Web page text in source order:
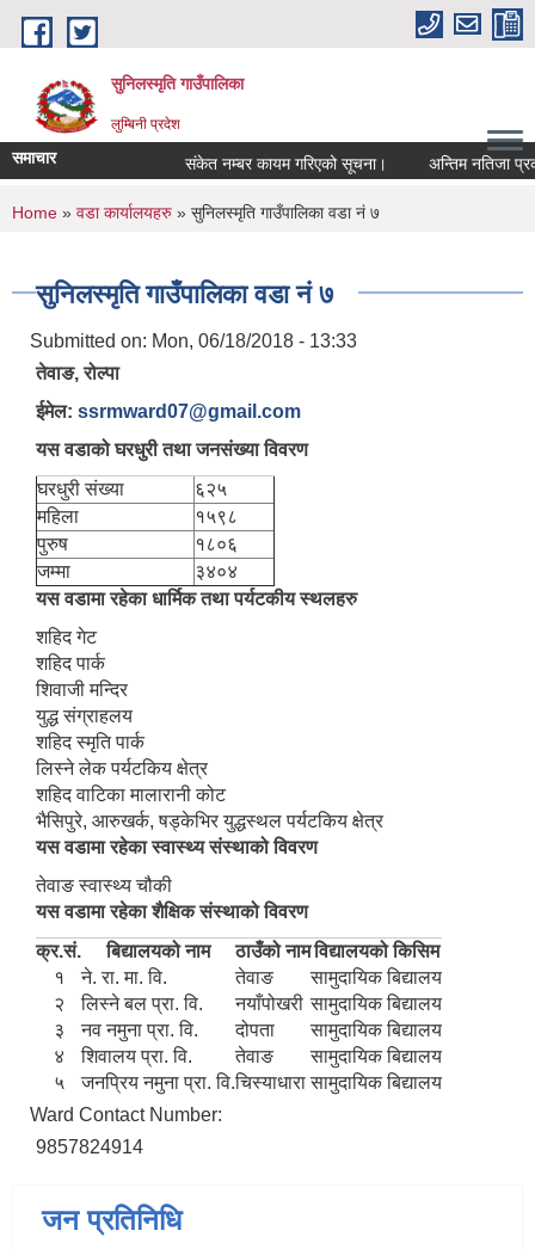
Skip to main content
सुनिलस्मृति गाउँपालिका
लुम्बिनी प्रदेश
समाचार संकेत नम्बर कायम गरिएको सूचना। अन्तिम नतिजा
You are here
Home » वडा कार्यालयहरु » सुनिलस्मृति गाउँपालिका वडा नं ७
सुनिलस्मृति गाउँपालिका वडा नं ७
Submitted on: Mon, 06/18/2018 - 13:33
तेवाङ, रोल्पा
ईमेल: ssrmward07@gmail.com
यस वडाको घरधुरी तथा जनसंख्या विवरण
घरधुरी संख्या
६२५
महिला
१५९८
पुरुष
१८०६
जम्मा
३४०४
यस वडामा रहेका धार्मिक तथा पर्यटकीय स्थलहरु
शहिद गेट
शहिद पार्क
शिवाजी मन्दिर
युद्ध संग्राहलय
शहिद स्मृति पार्क
लिस्ने लेक पर्यटकिय क्षेत्र
शहिद वाटिका मालारानी कोट
भैसिपुरे, आरुखर्क, षड्केभिर युद्धस्थल पर्यटकिय क्षेत्र
यस वडामा रहेका स्वास्थ्य संस्थाको विवरण
तेवाङ स्वास्थ्य चौकी
यस वडामा रहेका शैक्षिक संस्थाको विवरण
क्र.सं.
बिद्यालयको नाम ठाउँको नामविद्यालयको किसिम
१
ने. रा. मा. वि. तेवाङ
सामुदायिक बिद्यालय
२
लिस्ने बल प्रा. वि. नयाँपोखरी सामुदायिक बिद्यालय
३
नव नमुना प्रा. वि. दोपता
सामुदायिक बिद्यालय
४
शिवालय प्रा. वि. तेवाङ
सामुदायिक बिद्यालय
५
जनप्रिय नमुना प्रा. वि.चिस्याधारा सामुदायिक बिद्यालय
Ward Contact Number:
9857824914
जन प्रतिनिधि